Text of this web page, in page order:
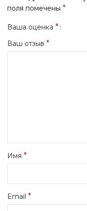
поля помечены *
Ваша оценка *
Ваш отзыв *
Имя *
Email *